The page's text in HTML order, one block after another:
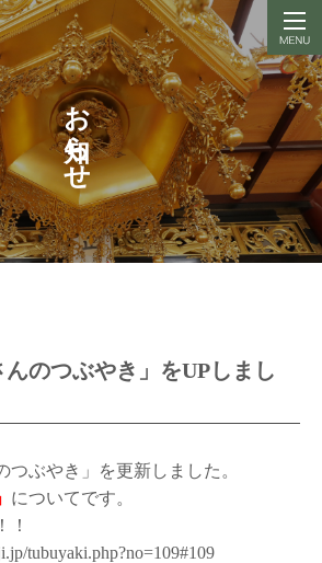
お知らせ
んのつぶやき」をUPしまし
ぶやき」を更新しました。
についてです。
！
tubuyaki.php?no=109#109